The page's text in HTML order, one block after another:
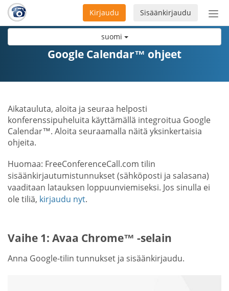
suomi
Sisäänkirjaudu
Kirjaudu
Google Calendar™ ohjeet
Aikatauluta, aloita ja seuraa helposti
konferenssipuheluita käyttämällä integroitua Google
Calendar™. Aloita seuraamalla näitä yksinkertaisia
ohjeita.
Huomaa: FreeConferenceCall.com tilin
sisäänkirjautumistunnukset (sähköposti ja salasana)
vaaditaan latauksen loppuunviemiseksi. Jos sinulla ei
ole tiliä, kirjaudu nyt.
Vaihe 1: Avaa Chrome™ -selain
Anna Google-tilin tunnukset ja sisäänkirjaudu.